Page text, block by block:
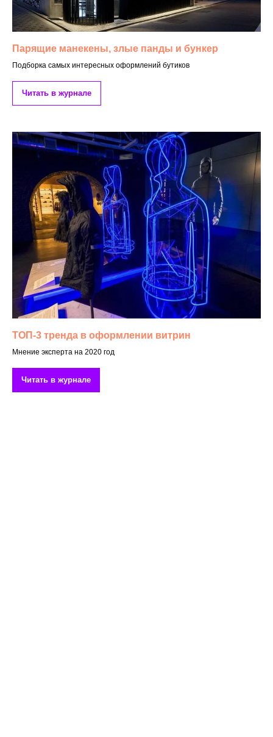
Парящие манекены, злые панды и бункер
Подборка самых интересных оформлений бутиков
Читать в журнале
ТОП-3 тренда в оформлении витрин
Мнение эксперта на 2020 год
Читать в журнале